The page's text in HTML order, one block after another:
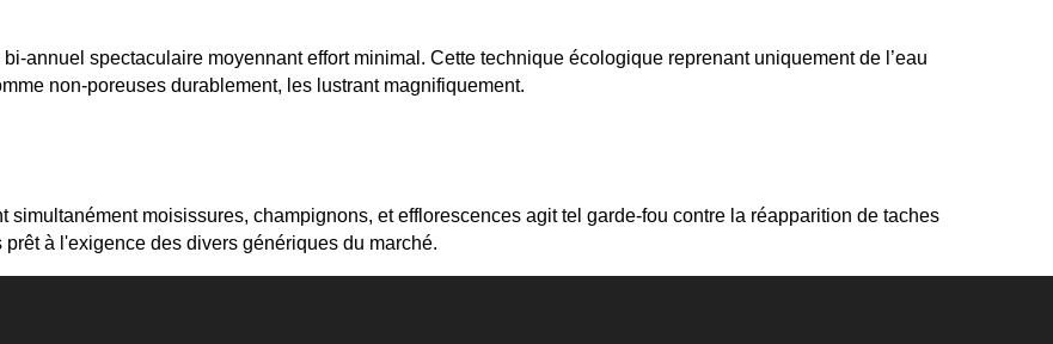
annuel spectaculaire moyennant effort minimal. Cette technique écologique reprenant uniquement de l’eau
non-poreuses durablement, les lustrant magnifiquement.
simultanément moisissures, champignons, et efflorescences agit tel garde-fou contre la réapparition de taches
à l'exigence des divers génériques du marché.